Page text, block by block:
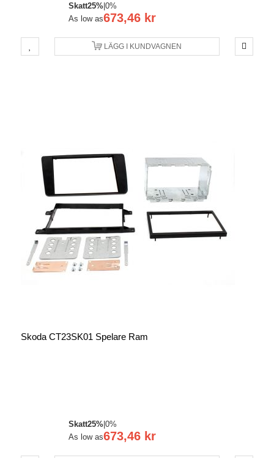
As low as673,46 kr
Skatt25% 0%
LÄGG I KUNDVAGNEN
Skoda CT23SK01 Spelare Ram
As low as673,46 kr
Skatt25% 0%